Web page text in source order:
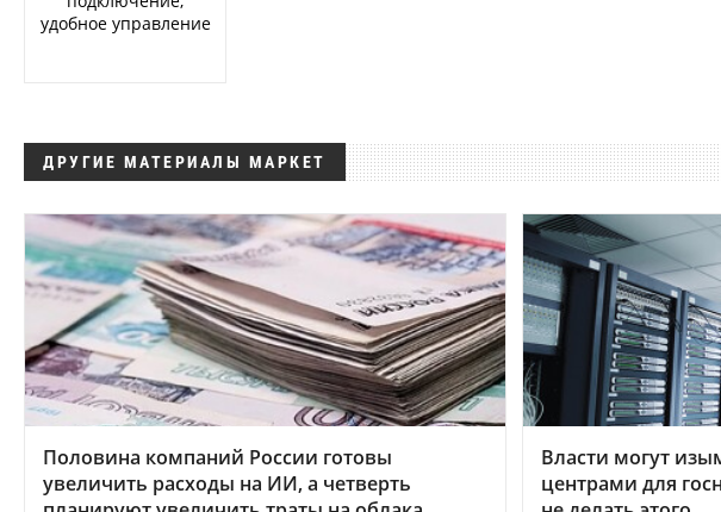
удобное управление
ДРУГИЕ МАТЕРИАЛЫ МАРКЕТ
Половина компаний России готовы
увеличить расходы на ИИ, а четверть
Власти могут
центрами для